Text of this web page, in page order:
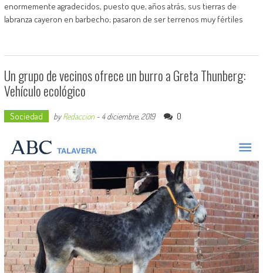
enormemente agradecidos, puesto que, años atrás, sus tierras de
labranza cayeron en barbecho; pasaron de ser terrenos muy fértiles
Un grupo de vecinos ofrece un burro a Greta Thunberg:
Vehículo ecológico
Sociedad byRedaccion- 4 diciembre, 2019 0